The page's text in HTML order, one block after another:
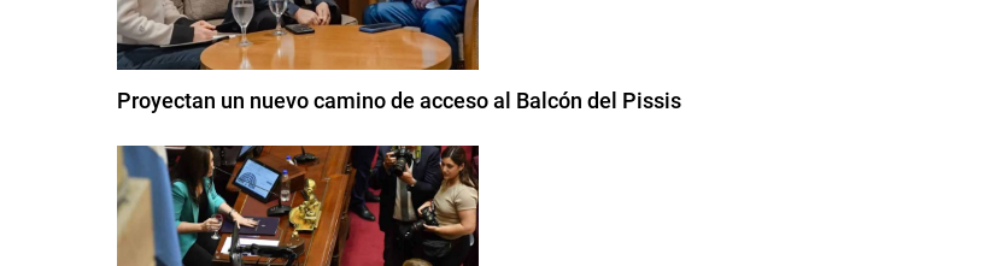
Proyectan un nuevo camino de acceso al Balcón del Pissis